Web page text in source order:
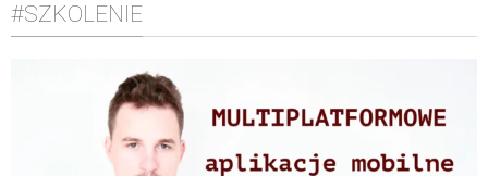
#SZKOLENIE